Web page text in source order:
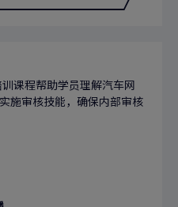
课程帮助学员理解汽车网
施审核技能，确保内部审核